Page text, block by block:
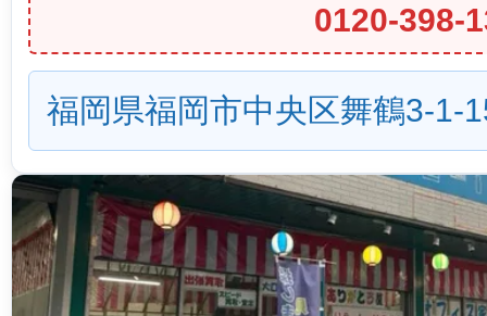
0120-398-
福岡県福岡市中央区舞鶴3-1-